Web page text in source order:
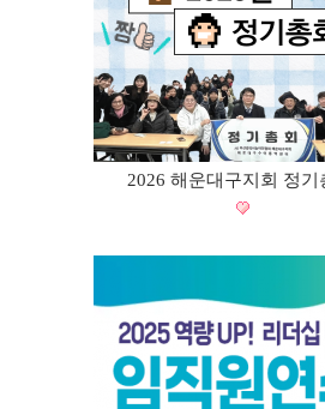
2026 해운대구지회 정기